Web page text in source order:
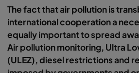
The fact that air pollution is
international cooperation a
equally important to spread
Air pollution monitoring, Ultra
(ULEZ), diesel restrictions and